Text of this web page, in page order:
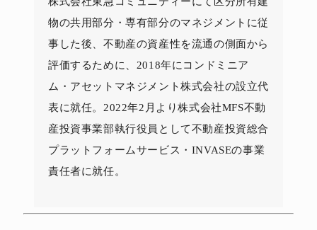
物の共用部分・専有部分のマネジメントに従
事した後、不動産の資産性を流通の側面から
評価するために、2018年にコンドミニア
ム・アセットマネジメント株式会社の設立代
表に就任。2022年2月より株式会社MFS不動
産投資事業部執行役員として不動産投資総合
プラットフォームサービス・INVASEの事業
責任者に就任。